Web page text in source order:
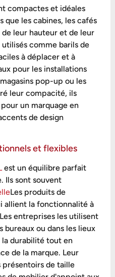
compactes et idéales
que les cabines, les cafés
de leur hauteur et de leur
comme barils de
à déplacer et à
pour les installations
pop-up ou les
leur compacité, ils
un marquage en
de design
et flexibles
est un équilibre parfait
Ils sont souvent
Les produits de
allient la fonctionnalité à
entreprises les utilisent
bureaux ou dans les lieux
durabilité tout en
de la marque. Leur
présentoirs de taille